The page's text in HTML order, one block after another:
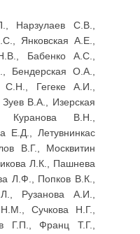
Нарзулаев С.В.,
Янковская А.Е.,
Бабенко А.С.,
Бендерская О.А.,
С.Н., Гегеке А.И.,
В.А., Изерская
В.Н.,
Е.Д., Летувнинкас
В.Г., Москвитин
Л.К., Пашнева
Л.Ф., Попков В.К.,
Рузанова А.И.,
Сучкова Н.Г.,
Г.П., Франц Т.Г.,